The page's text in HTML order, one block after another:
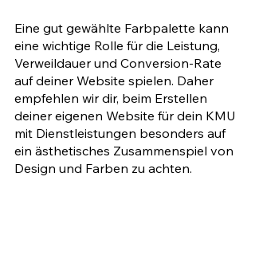
Eine gut gewählte Farbpalette kann
eine wichtige Rolle für die Leistung,
Verweildauer und Conversion-Rate
auf deiner Website spielen. Daher
empfehlen wir dir, beim Erstellen
deiner eigenen Website für dein KMU
mit Dienstleistungen besonders auf
ein ästhetisches Zusammenspiel von
Design und Farben zu achten.